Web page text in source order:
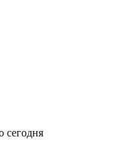
сегодня